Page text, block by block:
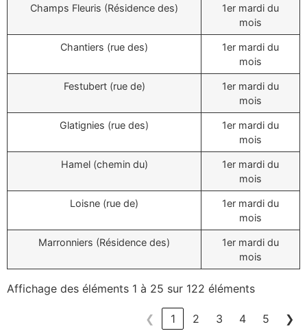
Champs Fleuris (Résidence des)
1er mardi du
mois
Chantiers (rue des)
1er mardi du
mois
Festubert (rue de)
1er mardi du
mois
Glatignies (rue des)
1er mardi du
mois
Hamel (chemin du)
1er mardi du
mois
Loisne (rue de)
1er mardi du
mois
Marronniers (Résidence des)
1er mardi du
mois
Affichage des éléments 1 à 25 sur 122 éléments
❮ 1 2 3 4 5 ❯